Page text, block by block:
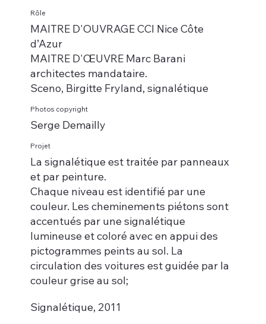
Rôle
MAITRE D'OUVRAGE CCI Nice Côte
d’Azur
MAITRE D'ŒUVRE Marc Barani
architectes mandataire.
Sceno, Birgitte Fryland, signalétique
Photos copyright
Serge Demailly
Projet
La signalétique est traitée par panneaux
et par peinture.
Chaque niveau est identifié par une
couleur. Les cheminements piétons sont
accentués par une signalétique
lumineuse et coloré avec en appui des
pictogrammes peints au sol. La
circulation des voitures est guidée par la
couleur grise au sol;
Signalétique, 2011